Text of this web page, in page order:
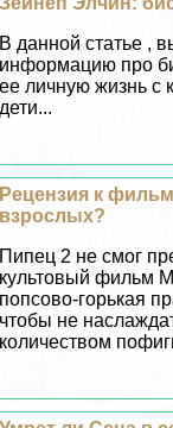
В данной статье ,
информацию про
ее личную жизнь с
дети...
Рецензия к
взрослых?
Пипец 2 не смог
культовый фильм
попсово-горькая
чтобы не
количеством